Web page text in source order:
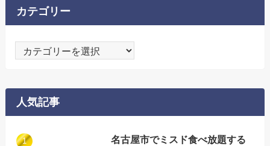
カテゴリー
テ
ー
人気記事
名古屋市でミスド食べ放題する